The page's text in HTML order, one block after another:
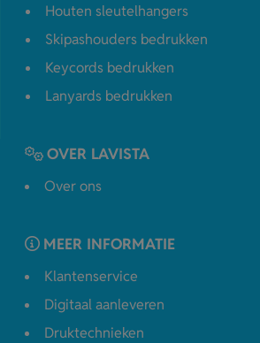
Houten sleutelhangers
Skipashouders bedrukken
Keycords bedrukken
Lanyards bedrukken
OVER LAVISTA
Over ons
MEER INFORMATIE
Klantenservice
Digitaal aanleveren
Druktechnieken